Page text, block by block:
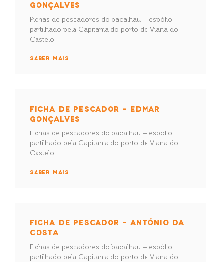
GONÇALVES
Fichas de pescadores do bacalhau – espólio
partilhado pela Capitania do porto de Viana do
Castelo
SABER MAIS
FICHA DE PESCADOR – EDMAR
GONÇALVES
Fichas de pescadores do bacalhau – espólio
partilhado pela Capitania do porto de Viana do
Castelo
SABER MAIS
FICHA DE PESCADOR – ANTÓNIO DA
COSTA
Fichas de pescadores do bacalhau – espólio
partilhado pela Capitania do porto de Viana do